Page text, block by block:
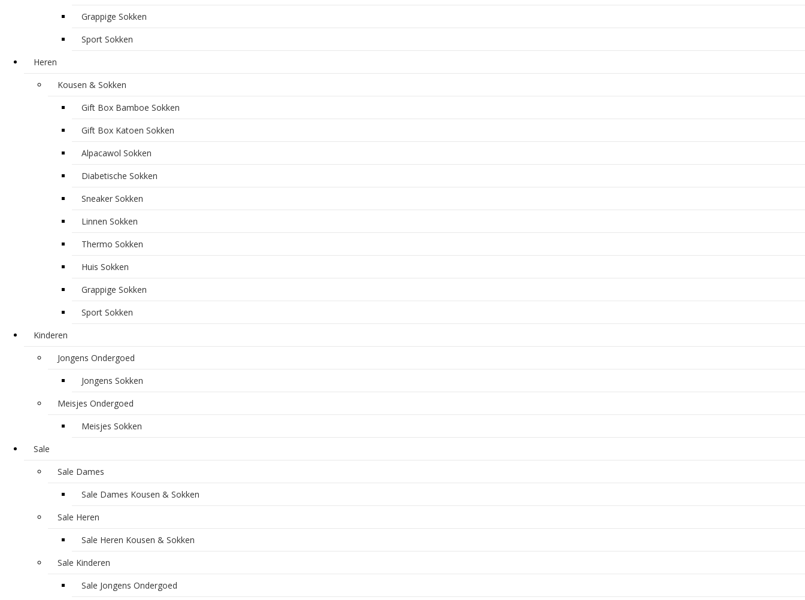
Grappige Sokken
Sport Sokken
Heren
Kousen & Sokken
Gift Box Bamboe Sokken
Gift Box Katoen Sokken
Alpacawol Sokken
Diabetische Sokken
Sneaker Sokken
Linnen Sokken
Thermo Sokken
Huis Sokken
Grappige Sokken
Sport Sokken
Kinderen
Jongens Ondergoed
Jongens Sokken
Meisjes Ondergoed
Meisjes Sokken
Sale
Sale Dames
Sale Dames Kousen & Sokken
Sale Heren
Sale Heren Kousen & Sokken
Sale Kinderen
Sale Jongens Ondergoed